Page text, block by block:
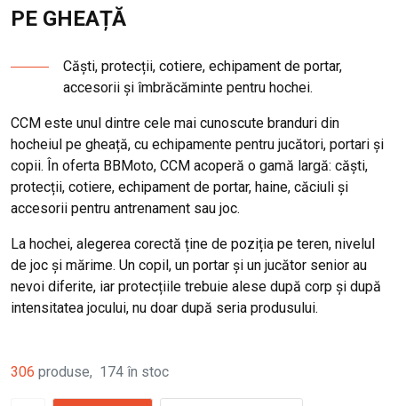
PE GHEAȚĂ
Căști, protecții, cotiere, echipament de portar,
accesorii și îmbrăcăminte pentru hochei.
CCM este unul dintre cele mai cunoscute branduri din
hocheiul pe gheață, cu echipamente pentru jucători, portari și
copii. În oferta BBMoto, CCM acoperă o gamă largă: căști,
protecții, cotiere, echipament de portar, haine, căciuli și
accesorii pentru antrenament sau joc.
La hochei, alegerea corectă ține de poziția pe teren, nivelul
de joc și mărime. Un copil, un portar și un jucător senior au
nevoi diferite, iar protecțiile trebuie alese după corp și după
intensitatea jocului, nu doar după seria produsului.
306 produse, 174 în stoc